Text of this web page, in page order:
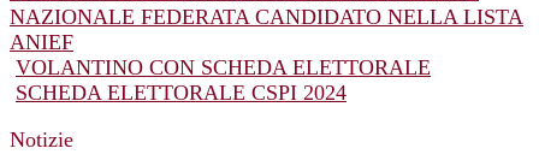
NAZIONALE FEDERATA CANDIDATO NELLA LISTA
ANIEF
VOLANTINO CON SCHEDA ELETTORALE
SCHEDA ELETTORALE CSPI 2024
Notizie